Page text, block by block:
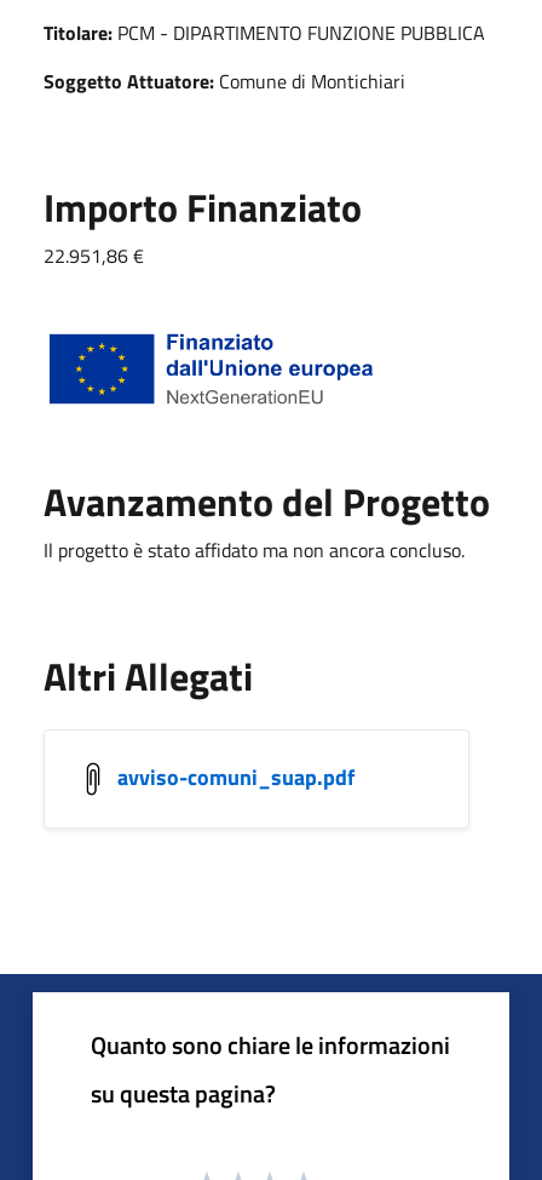
Titolare: PCM - DIPARTIMENTO FUNZIONE PUBBLICA
Soggetto Attuatore: Comune di Montichiari
Importo Finanziato
22.951,86 €
Avanzamento del Progetto
Il progetto è stato affidato ma non ancora concluso.
Altri Allegati
avviso-comuni_suap.pdf
Quanto sono chiare le informazioni
su questa pagina?